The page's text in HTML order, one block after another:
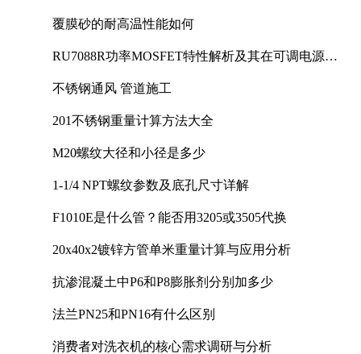
覆膜砂的耐高温性能如何
RU7088R功率MOSFET特性解析及其在可调电源设
不锈钢通风 管道施工
201不锈钢重量计算方法大全
M20螺纹大径和小径是多少
1-1/4 NPT螺纹参数及底孔尺寸详解
F1010E是什么管？能否用3205或3505代换
20x40x2镀锌方管单米重量计算与应用分析
抗渗混凝土中P6和P8膨胀剂分别加多少
法兰PN25和PN16有什么区别
消费者对洗衣机的核心需求调研与分析